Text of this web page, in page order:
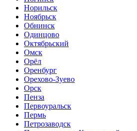
Норильск
Ноябрьск
Обнинск
Одинцово
Октябрьский
Омск
Орёл
Оренбург
Орехово-Зуево
Орск
Пенза
Первоуральск
Пермь
Петрозаводск